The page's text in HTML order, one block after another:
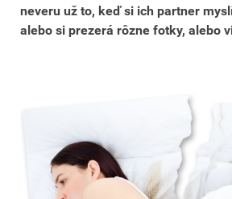
neveru už to, keď si ich partner
alebo si prezerá rôzne fotky, alebo